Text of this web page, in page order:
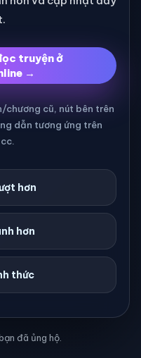
truyện ở
→
chương cũ, nút bên trên
dẫn tương ứng trên
hơn
hơn
thức
đã ủng hộ.